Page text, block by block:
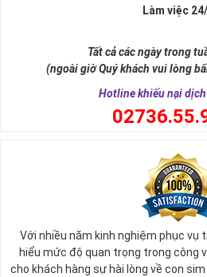
Người Mệnh Môc Nên Chọn
Nhâm Tý (1972), Quý Sửu (1973) ,
(1981), Mậu Thìn (1928, 1988), Kỷ
Ngọ (1942, 2002), Quý Mùi (1943,
2010), Tân Mão (1951, 2011), Mậu
Trong đó tính chất Mộc
Tùng Bawch Mộc: ( 1950,
Định Gia Mộc: ( 1968 - 1969 )
Tang Thích Mộc: ( 1972, 1973 )
Thạch Lưu Mộc: ( 1980, 1981
Đại Lâm Mộc: ( 1988, 1989 )
Làm việc
Tất cả các ngày trong
(ngoài giờ Quý khách vui lòng
Hotline khiếu nại
0
Với nhiều năm kinh nghiệm phục vụ
hiểu mức độ quan trọng trong công
cho khách hàng sự hài lòng về con